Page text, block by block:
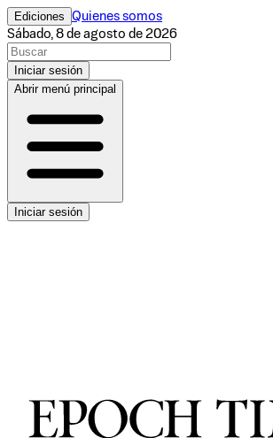
Ediciones Quienes somos
Sábado, 8 de agosto de 2026
Iniciar sesión
Abrir menú principal
Iniciar sesión